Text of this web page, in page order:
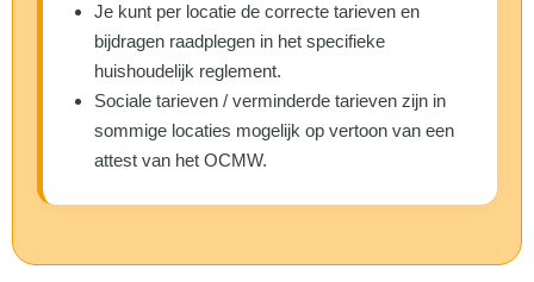
Je kunt per locatie de correcte tarieven en
bijdragen raadplegen in het specifieke
huishoudelijk reglement.
Sociale tarieven / verminderde tarieven zijn in
sommige locaties mogelijk op vertoon van een
attest van het OCMW.